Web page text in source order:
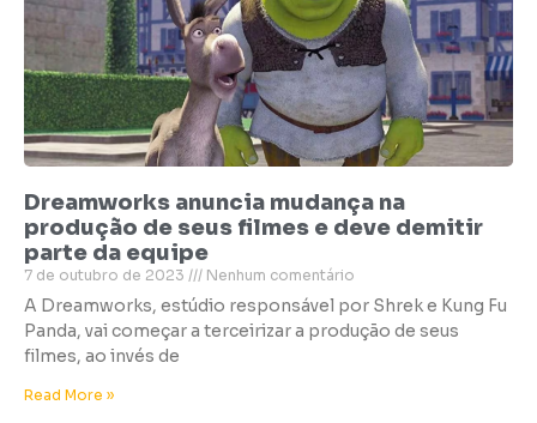
Dreamworks anuncia mudança na
produção de seus filmes e deve demitir
parte da equipe
7 de outubro de 2023 Nenhum comentário
A Dreamworks, estúdio responsável por Shrek e Kung Fu
Panda, vai começar a terceirizar a produção de seus
filmes, ao invés de
Read More »